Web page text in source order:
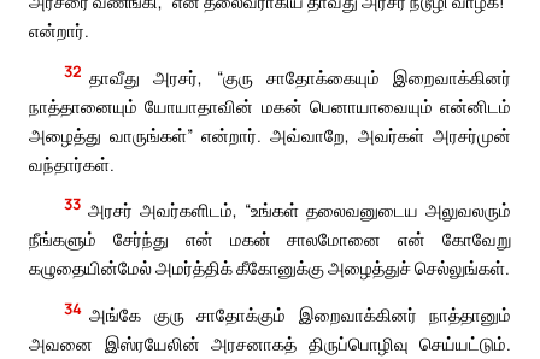
என்றார்.
32 தாவீது அரசர், “குரு சாதோக்கையும் இறைவாக்கினர்
நாத்தானையும் யோயாதாவின் மகன் பெனாயாவையும் என்னிடம்
அழைத்து வாருங்கள்” என்றார். அவ்வாறே, அவர்கள் அரசர்முன்
வந்தார்கள்.
33 அரசர் அவர்களிடம், “உங்கள் தலைவனுடைய அலுவலரும்
நீங்களும் சேர்ந்து என் மகன் சாலமோனை என் கோவேறு
கழுதையின்மேல் அமர்த்திக் கீகோனுக்கு அழைத்துச் செல்லுங்கள்.
34 அங்கே குரு சாதோக்கும் இறைவாக்கினர் நாத்தானும்
அவனை இஸ்ரயேலின் அரசனாகத் திருப்பொழிவு செய்யட்டும்.